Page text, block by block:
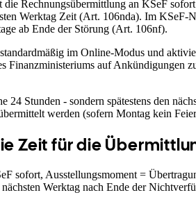
Rechnungsübermittlung an KSeF
Werktag Zeit (Art. 106nda). Im
ab Ende der Störung (Art. 106nf).
im Online-Modus und
Finanzministeriums auf Ankündigungen
Stunden - sondern spätestens den
werden (sofern Montag kein
Zeit für die
sofort, Ausstellungsmoment =
Werktag nach Ende der